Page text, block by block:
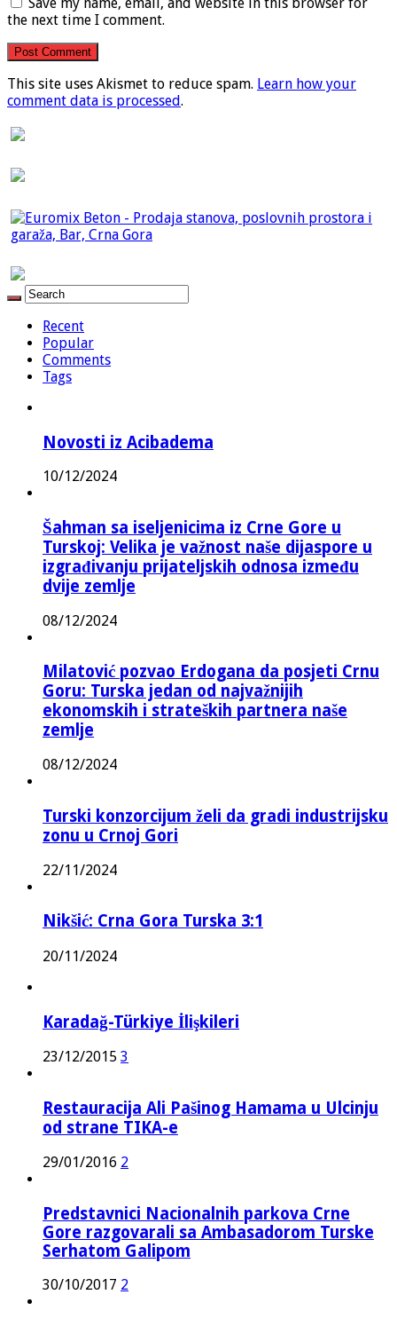
the next time I comment.
This site uses Akismet to reduce spam. Learn how your
comment data is processed.
Recent
Popular
Comments
Tags
Novosti iz Acibadema
10/12/2024
Šahman sa iseljenicima iz Crne Gore u
Turskoj: Velika je važnost naše dijaspore u
izgrađivanju prijateljskih odnosa između
dvije zemlje
08/12/2024
Milatović pozvao Erdogana da posjeti Crnu
Goru: Turska jedan od najvažnijih
ekonomskih i strateških partnera naše
zemlje
08/12/2024
Turski konzorcijum želi da gradi industrijsku
zonu u Crnoj Gori
22/11/2024
Nikšić: Crna Gora Turska 3:1
20/11/2024
Karadağ-Türkiye İlişkileri
23/12/2015 3
Restauracija Ali Pašinog Hamama u Ulcinju
od strane TIKA-e
29/01/2016 2
Predstavnici Nacionalnih parkova Crne
Gore razgovarali sa Ambasadorom Turske
Serhatom Galipom
30/10/2017 2